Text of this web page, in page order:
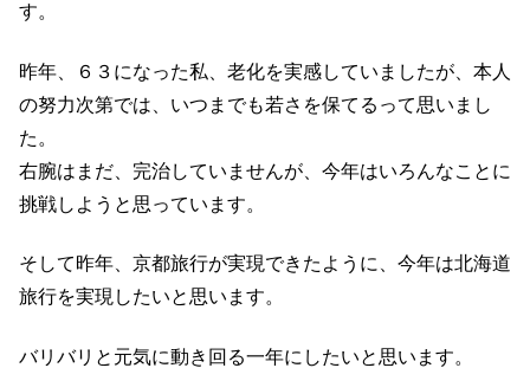
す。
昨年、６３になった私、老化を実感していましたが、本人
の努力次第では、いつまでも若さを保てるって思いまし
た。
右腕はまだ、完治していませんが、今年はいろんなことに
挑戦しようと思っています。
そして昨年、京都旅行が実現できたように、今年は北海道
旅行を実現したいと思います。
バリバリと元気に動き回る一年にしたいと思います。